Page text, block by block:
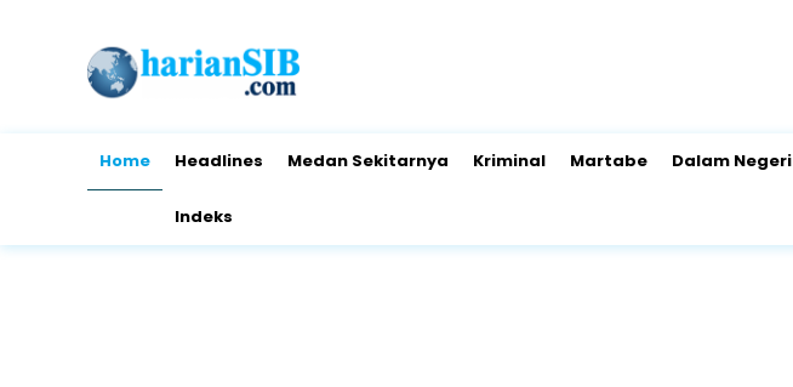
Home Headlines Medan Sekitarnya Kriminal Martabe Dalam Negeri
Indeks